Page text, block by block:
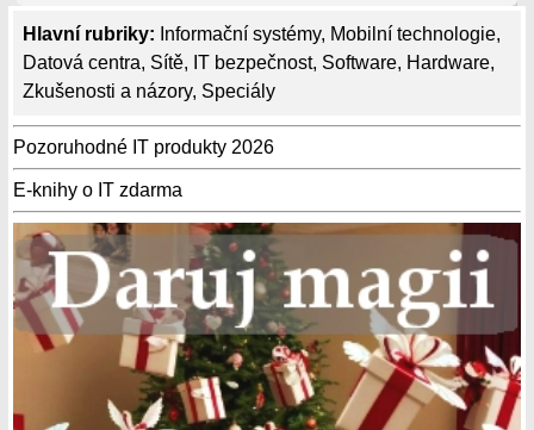
Hlavní rubriky: Informační systémy, Mobilní technologie,
Datová centra, Sítě, IT bezpečnost, Software, Hardware,
Zkušenosti a názory, Speciály
Pozoruhodné IT produkty 2026
E-knihy o IT zdarma